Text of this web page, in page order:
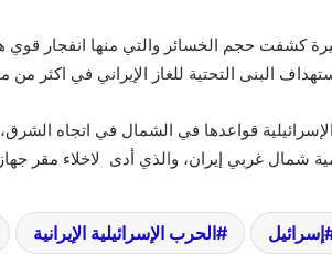
كشفت حجم الخسائر والتي منها انفجار
البنى التحتية للغاز الإيراني في اكثر من
قواعدها في الشمال في اتجاه
شمال غربي إيران، والذي أدى لاخلاء مقر
إسرائيل الحرب الإسرائيلية الإيرانية